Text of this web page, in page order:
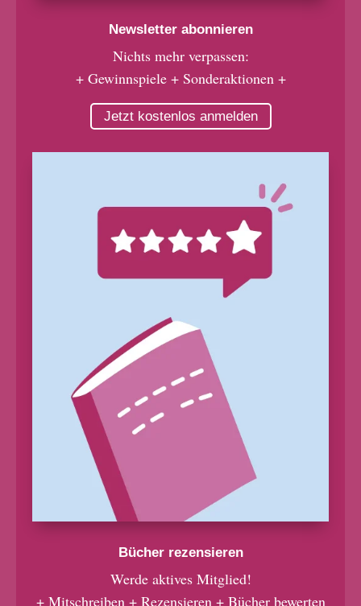
Newsletter abonnieren
Nichts mehr verpassen:
+ Gewinnspiele + Sonderaktionen +
Jetzt kostenlos anmelden
Bücher rezensieren
Werde aktives Mitglied!
+ Mitschreiben + Rezensieren + Bücher bewerten